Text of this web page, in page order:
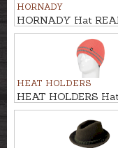
HORNADY
HORNADY Hat
HEAT HOLDERS
HEAT HOLDERS
WORKFORCE